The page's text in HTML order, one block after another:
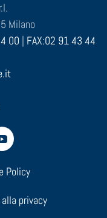
Milano
00 | FAX:02 91 43 44
Policy
privacy